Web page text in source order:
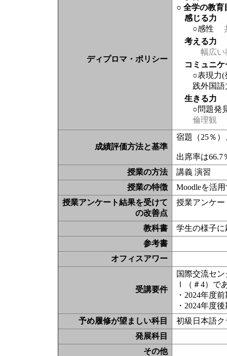
ディプロマ・ポリシー
○ 全学の教育
感じる力
○感性
考える力
幅広い
コミュニ
○表現力(
践外国語
生きる力
○問題発
倫理観
成績評価方法と基準
宿題（25％
出席率は66.7
授業の方法
講義 演習
授業の特徴
Moodleを活
授業アンケート結果を受けて
の改善点
授業アンケ
教科書
学生の様子
参考書
オフィスアワー
受講要件
国際交流セ
Ⅰ（＃4）で
・2024年度
・2024年度
予め履修が望ましい科目
初級日本語ク
発展科目
その他